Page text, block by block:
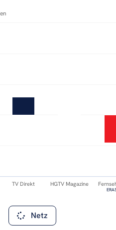
TV Direkt HGTV Magazine
Netz